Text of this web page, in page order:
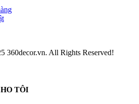
360decor.vn. All Rights Reserved!
TÔI